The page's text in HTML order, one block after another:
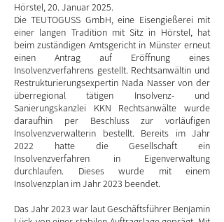
Hörstel, 20. Januar 2025.
Die TEUTOGUSS GmbH, eine Eisengießerei mit
einer langen Tradition mit Sitz in Hörstel, hat
beim zuständigen Amtsgericht in Münster erneut
einen Antrag auf Eröffnung eines
Insolvenzverfahrens gestellt. Rechtsanwältin und
Restrukturierungsexpertin Nada Nasser von der
überregional tätigen Insolvenz- und
Sanierungskanzlei KKN Rechtsanwälte wurde
daraufhin per Beschluss zur vorläufigen
Insolvenzverwalterin bestellt. Bereits im Jahr
2022 hatte die Gesellschaft ein
Insolvenzverfahren in Eigenverwaltung
durchlaufen. Dieses wurde mit einem
Insolvenzplan im Jahr 2023 beendet.
Das Jahr 2023 war laut Geschäftsführer Benjamin